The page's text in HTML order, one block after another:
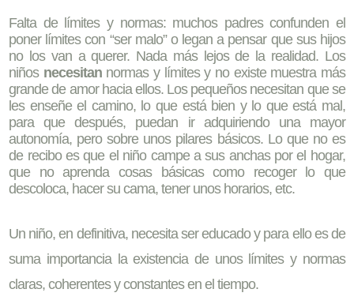
Falta de límites y normas: muchos padres confunden el
poner límites con “ser malo” o legan a pensar que sus hijos
no los van a querer. Nada más lejos de la realidad. Los
niños necesitannormas y límites y no existe muestra más
grande de amor hacia ellos. Los pequeños necesitan que se
les enseñe el camino, lo que está bien y lo que está mal,
para que después, puedan ir adquiriendo una mayor
autonomía, pero sobre unos pilares básicos. Lo que no es
de recibo es que el niño campe a sus anchas por el hogar,
que no aprenda cosas básicas como recoger lo que
descoloca, hacer su cama, tener unos horarios, etc.
Un niño, en definitiva, necesita ser educado y para ello es de
suma importancia la existencia de unos límites y normas
claras, coherentes y constantes en el tiempo.